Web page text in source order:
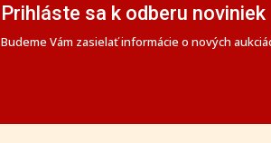
Prihláste sa k odberu noviniek
Budeme Vám zasielať informácie o nových